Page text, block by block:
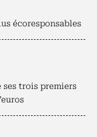
écoresponsables
ses trois premiers